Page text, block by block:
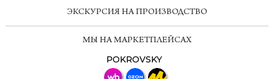
ЭКСКУРСИЯ НА ПРОИЗВОДСТВО
МЫ НА МАРКЕТПЛЕЙСАХ
POKROVSKY